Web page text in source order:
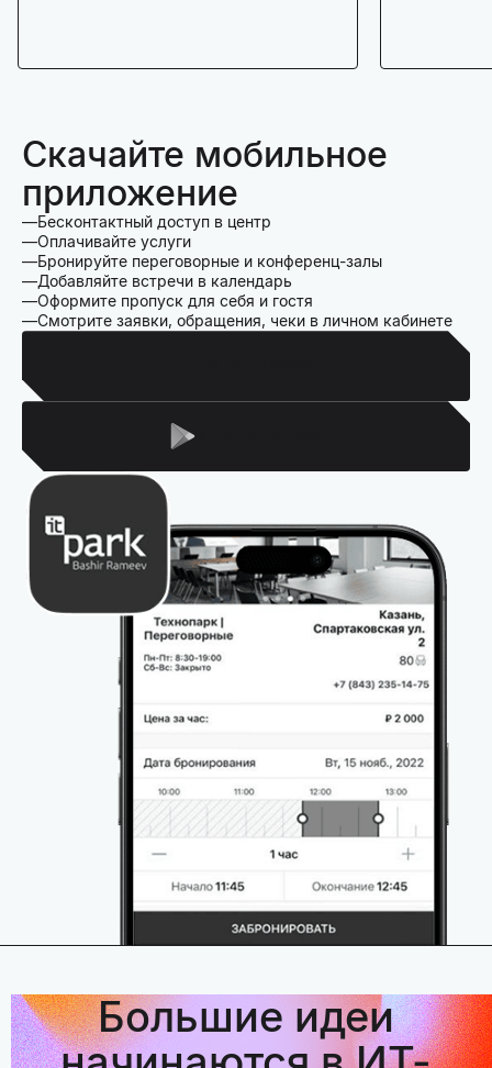
Скачайте мобильное
приложение
Бесконтактный доступ в центр
Оплачивайте услуги
Бронируйте переговорные и конференц-залы
Добавляйте встречи в календарь
Оформите пропуск для себя и гостя
Смотрите заявки, обращения, чеки в личном кабинете
Большие идеи